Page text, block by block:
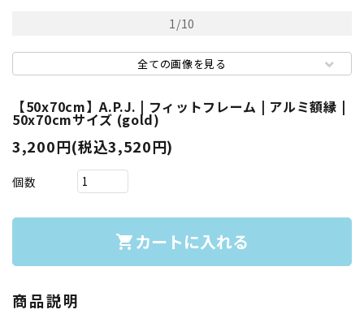
1/10
全ての画像を見る
【50x70cm】A.P.J. | フィットフレーム | アルミ額縁 |
50x70cmサイズ (gold)
3,200円(税込3,520円)
個数
shopping_cart カートに入れる
商品説明